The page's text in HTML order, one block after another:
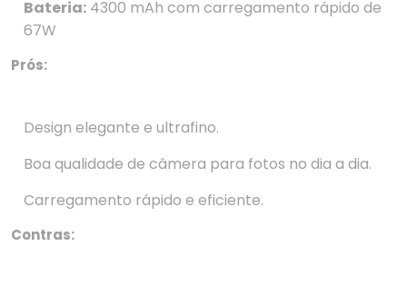
Bateria: 4300 mAh com carregamento rápido de
67W
Prós:
Design elegante e ultrafino.
Boa qualidade de câmera para fotos no dia a dia.
Carregamento rápido e eficiente.
Contras: